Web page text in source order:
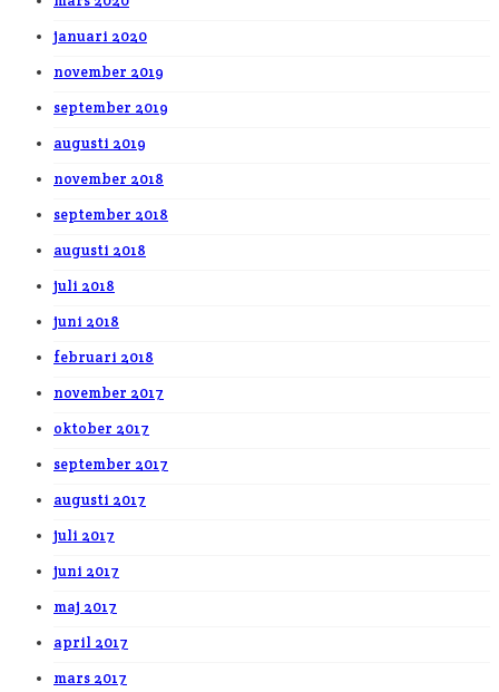
januari 2020
november 2019
september 2019
augusti 2019
november 2018
september 2018
augusti 2018
juli 2018
juni 2018
februari 2018
november 2017
oktober 2017
september 2017
augusti 2017
juli 2017
juni 2017
maj 2017
april 2017
mars 2017